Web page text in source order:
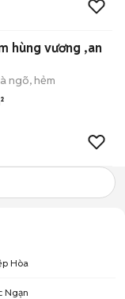
hùng vương ,an
ngõ, hẻm
Hòa
Ngạn